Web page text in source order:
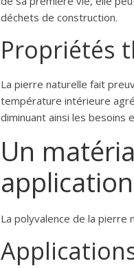
déchets de construction.
Propriétés
La pierre naturelle fait
température intérieure
diminuant ainsi les besoins
Un
La polyvalence de la